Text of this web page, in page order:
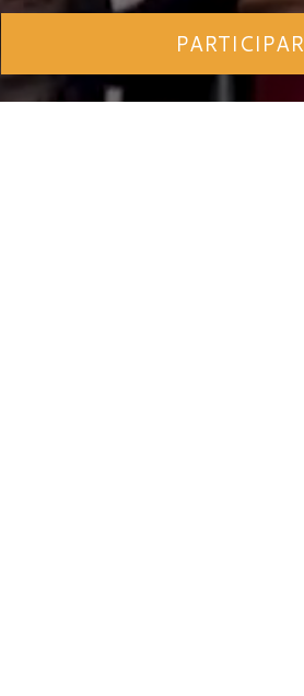
PARTICIPAR